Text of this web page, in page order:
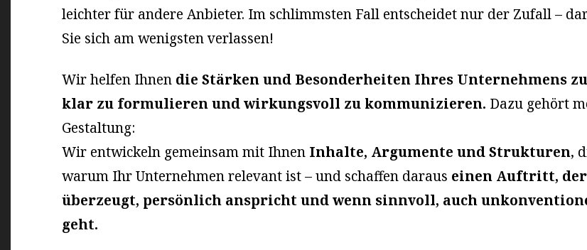
leichter für andere Anbieter. Im schlimmsten Fall entscheidet nur der Zufall –
Sie sich am wenigsten verlassen!
Wir helfen Ihnen die Stärken und Besonderheiten Ihres Unternehmens
klar zu formulieren und wirkungsvoll zu kommunizieren. Dazu gehört
Gestaltung:
Wir entwickeln gemeinsam mit Ihnen Inhalte, Argumente und Strukturen,
warum Ihr Unternehmen relevant ist – und schaffen daraus einen Auftritt,
überzeugt, persönlich anspricht und wenn sinnvoll, auch
geht.